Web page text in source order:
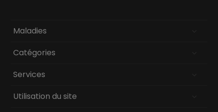
Maladies
Catégories
Services
Utilisation du site